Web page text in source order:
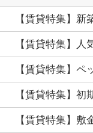
【賃貸特集】新
【賃貸特集】人
【賃貸特集】ペ
【賃貸特集】初
【賃貸特集】敷